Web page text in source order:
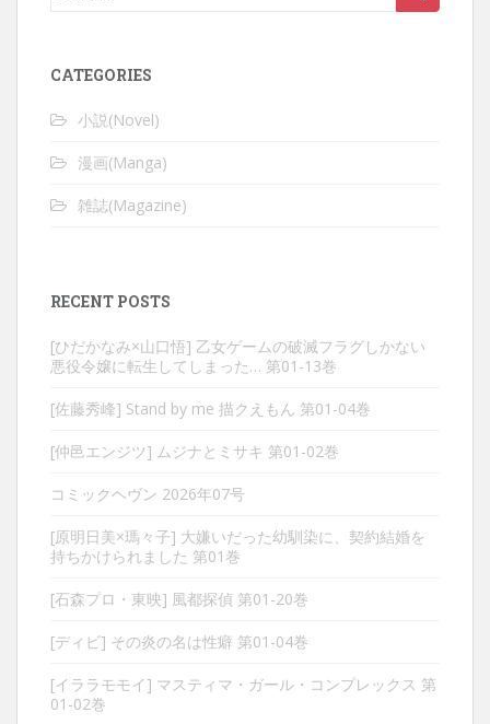
CATEGORIES
小説(Novel)
漫画(Manga)
雑誌(Magazine)
RECENT POSTS
[ひだかなみ×山口悟] 乙女ゲームの破滅フラグしかない
悪役令嬢に転生してしまった… 第01-13巻
[佐藤秀峰] Stand by me 描クえもん 第01-04巻
[仲邑エンジツ] ムジナとミサキ 第01-02巻
コミックヘヴン 2026年07号
[原明日美×瑪々子] 大嫌いだった幼馴染に、契約結婚を
持ちかけられました 第01巻
[石森プロ・東映] 風都探偵 第01-20巻
[ディビ] その炎の名は性癖 第01-04巻
[イララモモイ] マスティマ・ガール・コンプレックス 第
01-02巻